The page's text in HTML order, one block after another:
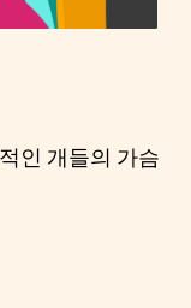
인 개들의 가슴